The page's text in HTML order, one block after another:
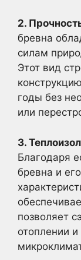
2.
бревна
силам
Этот вид
годы без
или
3.
Благодаря
бревна и
позволяет
отоплении